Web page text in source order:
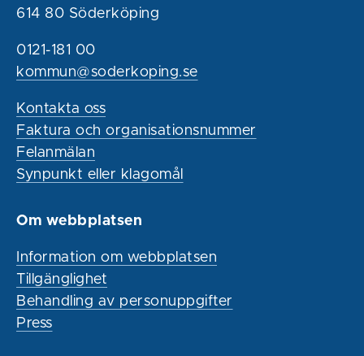
614 80 Söderköping
0121-181 00
kommun@soderkoping.se
Kontakta oss
Faktura och organisationsnummer
Felanmälan
Synpunkt eller klagomål
Om webbplatsen
Information om webbplatsen
Tillgänglighet
Behandling av personuppgifter
Press